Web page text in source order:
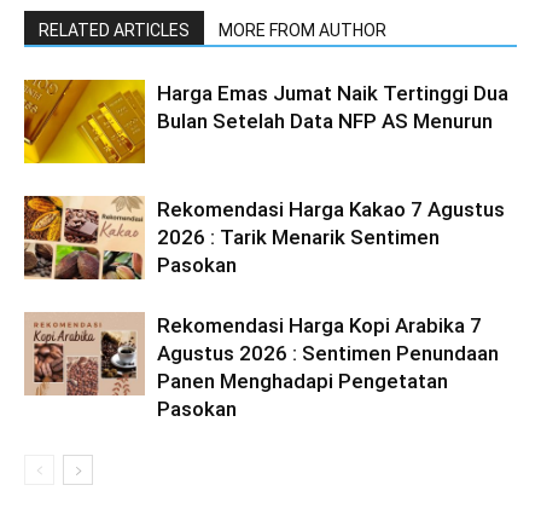
RELATED ARTICLES MORE FROM AUTHOR
Harga Emas Jumat Naik Tertinggi Dua
Bulan Setelah Data NFP AS Menurun
Rekomendasi Harga Kakao 7 Agustus
2026 : Tarik Menarik Sentimen
Pasokan
Rekomendasi Harga Kopi Arabika 7
Agustus 2026 : Sentimen Penundaan
Panen Menghadapi Pengetatan
Pasokan